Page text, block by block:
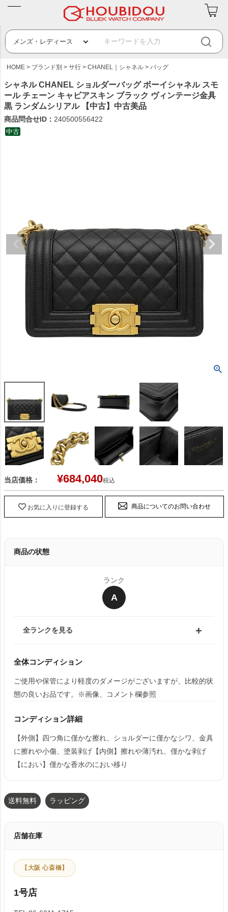
HOME ブランド別 サ行 CHANEL｜シャネル バッグ
シャネル CHANEL ショルダーバッグ ボーイシャネル スモ
ール チェーン キャビアスキン ブラック ヴィンテージ金具
黒 ランダムシリアル 【中古】中古美品
商品問合せID： 240500556422
中古
当店価格： ¥684,040税込
お気に入りに登録する 商品についてのお問い合わせ
商品の状態
ランク
A
全ランクを見る
全体コンディション
ご使用や保管により軽度のダメージがございますが、比較的状
態の良いお品です。※画像、コメント欄参照
コンディション詳細
【外側】四つ角に僅かな擦れ、ショルダーに僅かなシワ、金具
に擦れや小傷、塗装剥げ【内側】擦れや薄汚れ、僅かな剥げ
【におい】僅かな香水のにおい移り
送料無料 ラッピング
店舗在庫
【大阪 心斎橋】
1号店